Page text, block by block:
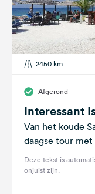
2450 km
Afgerond
Interessant
Van het koude
daagse tour
fietsten overal
Deze tekst is
onjuist zijn.